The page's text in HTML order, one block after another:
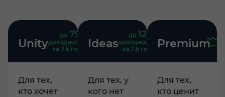
Unity
до 79
доходность
за 2.5 года
Для тех,
кто хочет
Ideas
до 121
доходность
за 2.5 года
Для тех, у
кого нет
Premium
Для тех,
кто ценит